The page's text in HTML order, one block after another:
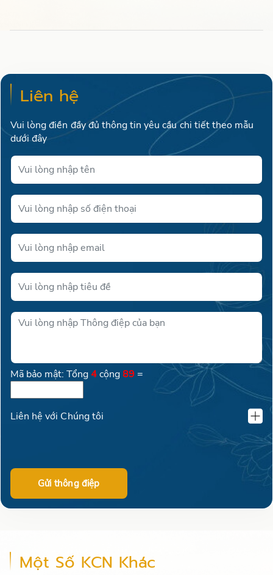
Liên hệ
Vui lòng điền đầy đủ thông tin yêu cầu chi tiết theo mẫu
dưới đây
Mã bảo mật: Tổng4cộng89=
Liên hệ với Chúng tôi
02462600016
+84904128071
Gửi thông điệp
Một Số KCN Khác